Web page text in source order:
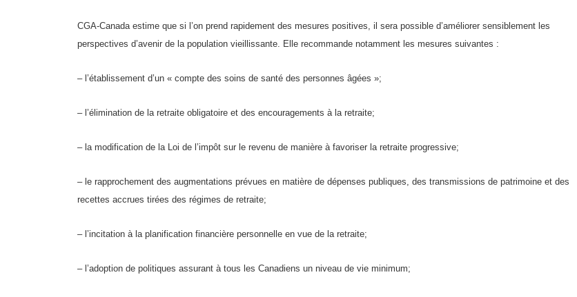
CGA-Canada estime que si l’on prend rapidement des mesures positives, il sera possible d’améliorer sensiblement les
perspectives d’avenir de la population vieillissante. Elle recommande notamment les mesures suivantes :
– l’établissement d’un « compte des soins de santé des personnes âgées »;
– l’élimination de la retraite obligatoire et des encouragements à la retraite;
– la modification de la Loi de l’impôt sur le revenu de manière à favoriser la retraite progressive;
– le rapprochement des augmentations prévues en matière de dépenses publiques, des transmissions de patrimoine et des
recettes accrues tirées des régimes de retraite;
– l’incitation à la planification financière personnelle en vue de la retraite;
– l’adoption de politiques assurant à tous les Canadiens un niveau de vie minimum;